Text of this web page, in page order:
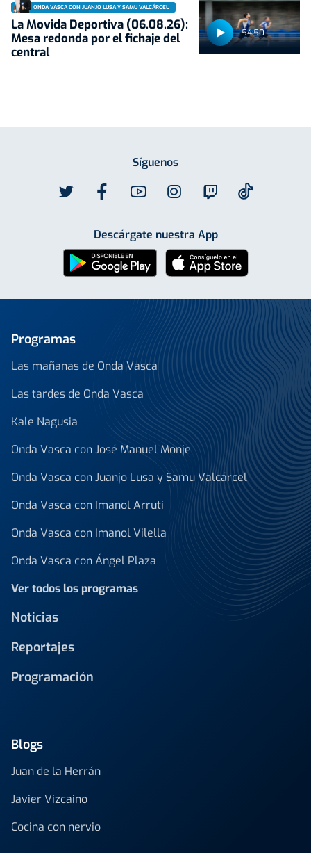
54:50
ONDA VASCA CON JUANJO LUSA Y SAMU VALCÁRCEL
La Movida Deportiva (06.08.26):
Mesa redonda por el fichaje del
central
Síguenos
Descárgate nuestra App
Programas
Las mañanas de Onda Vasca
Las tardes de Onda Vasca
Kale Nagusia
Onda Vasca con José Manuel Monje
Onda Vasca con Juanjo Lusa y Samu Valcárcel
Onda Vasca con Imanol Arruti
Onda Vasca con Imanol Vilella
Onda Vasca con Ángel Plaza
Ver todos los programas
Noticias
Reportajes
Programación
Blogs
Juan de la Herrán
Javier Vizcaino
Cocina con nervio